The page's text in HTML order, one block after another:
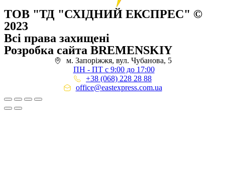
ТОВ "ТД "СХІДНИЙ ЕКСПРЕС" ©
2023
Всі права захищені
Розробка сайта BREMENSKIY
м. Запоріжжя, вул. Чубанова, 5
ПН - ПТ с 9:00 до 17:00
+38 (068) 228 28 88
office@eastexpress.com.ua